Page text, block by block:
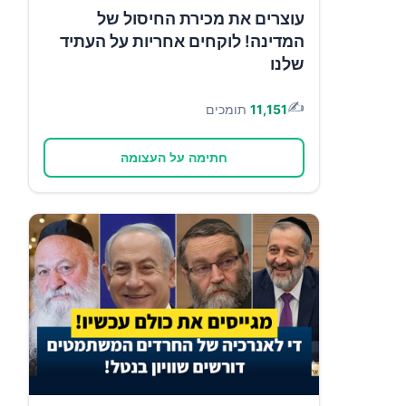
עוצרים את מכירת החיסול של
המדינה! לוקחים אחריות על העתיד
שלנו
✍️
11,151 תומכים
חתימה על העצומה